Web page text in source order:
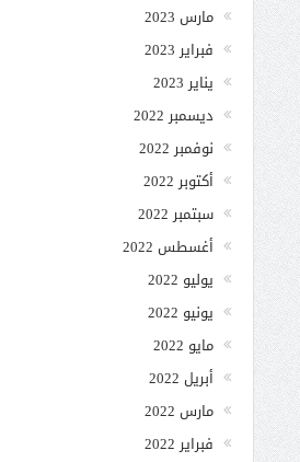
مارس 2023
فبراير 2023
يناير 2023
ديسمبر 2022
نوفمبر 2022
أكتوبر 2022
سبتمبر 2022
أغسطس 2022
يوليو 2022
يونيو 2022
مايو 2022
أبريل 2022
مارس 2022
فبراير 2022